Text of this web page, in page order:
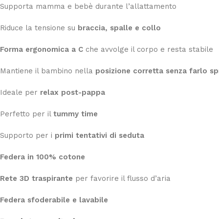
Supporta mamma e bebè durante l’allattamento
Riduce la tensione su braccia, spalle e collo
Forma ergonomica a C che avvolge il corpo e resta stabile
Mantiene il bambino nella posizione corretta senza farlo
Ideale per relax post-pappa
Perfetto per il tummy time
Supporto per i primi tentativi di seduta
Federa in 100% cotone
Rete 3D traspirante per favorire il flusso d’aria
Federa sfoderabile e lavabile